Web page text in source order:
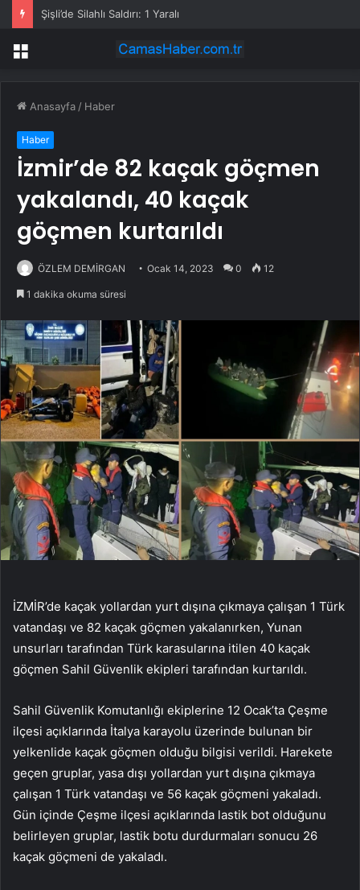
Şişli’de Silahlı Saldırı: 1 Yaralı
Menü
Anasayfa / Haber
Haber
İzmir’de 82 kaçak göçmen
yakalandı, 40 kaçak
göçmen kurtarıldı
ÖZLEM DEMİRGAN Ocak 14, 2023 0 12
1 dakika okuma süresi
İZMİR’de kaçak yollardan yurt dışına çıkmaya çalışan 1 Türk
vatandaşı ve 82 kaçak göçmen yakalanırken, Yunan
unsurları tarafından Türk karasularına itilen 40 kaçak
göçmen Sahil Güvenlik ekipleri tarafından kurtarıldı.
Sahil Güvenlik Komutanlığı ekiplerine 12 Ocak’ta Çeşme
ilçesi açıklarında İtalya karayolu üzerinde bulunan bir
yelkenlide kaçak göçmen olduğu bilgisi verildi. Harekete
geçen gruplar, yasa dışı yollardan yurt dışına çıkmaya
çalışan 1 Türk vatandaşı ve 56 kaçak göçmeni yakaladı.
Gün içinde Çeşme ilçesi açıklarında lastik bot olduğunu
belirleyen gruplar, lastik botu durdurmaları sonucu 26
kaçak göçmeni de yakaladı.